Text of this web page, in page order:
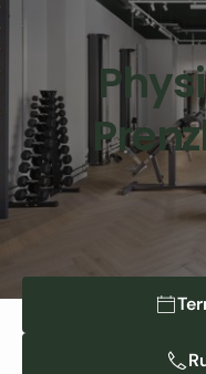
Termin
Rufen Sie uns an